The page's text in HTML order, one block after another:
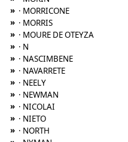
» · MORRICONE
» · MORRIS
» · MOURE DE OTEYZA
» · N
» · NASCIMBENE
» · NAVARRETE
» · NEELY
» · NEWMAN
» · NICOLAI
» · NIETO
» · NORTH